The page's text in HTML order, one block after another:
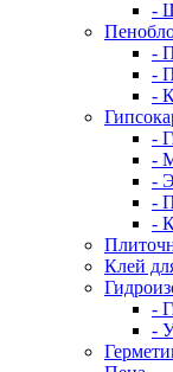
-
-
-
-
-
-
-
-
-
Клей
-
-